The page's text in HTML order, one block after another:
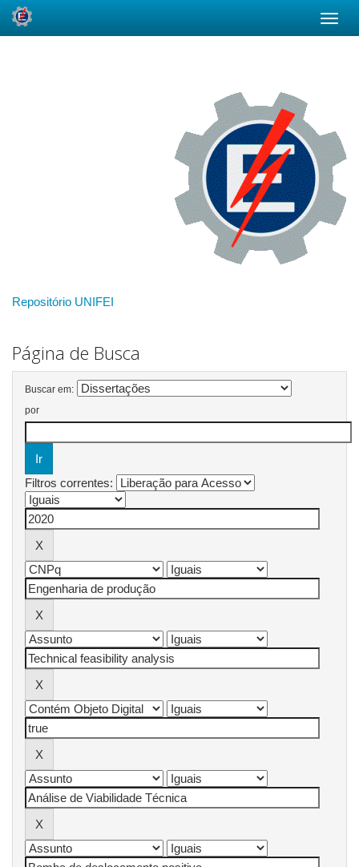
Repositório UNIFEI
Página de Busca
Buscar em:
por
Filtros correntes: